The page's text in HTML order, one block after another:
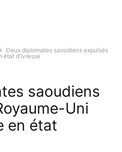
Deux diplomates saoudiens expulsés
état d’ivresse
saoudiens
Uni
en état